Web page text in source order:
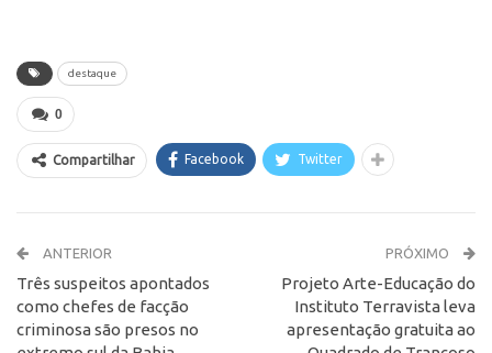
destaque
0
Compartilhar Facebook Twitter
ANTERIOR
Três suspeitos apontados
como chefes de facção
criminosa são presos no
PRÓXIMO
Projeto Arte-Educação do
Instituto Terravista leva
apresentação gratuita ao